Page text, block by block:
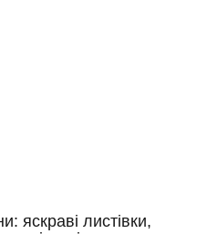
яскраві листівки,